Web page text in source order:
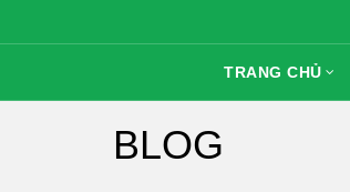
TRANG CHỦ
BLOG